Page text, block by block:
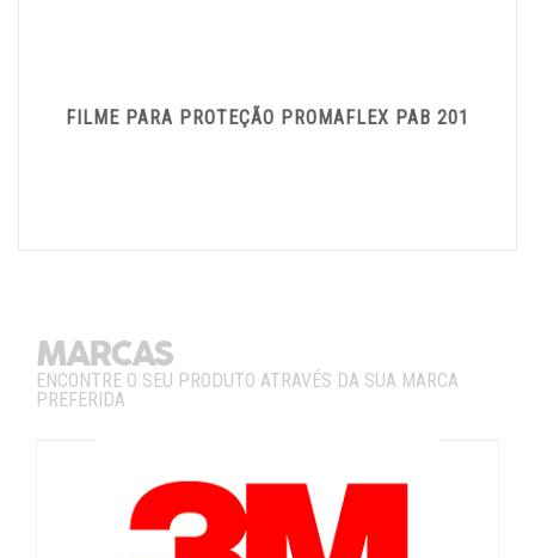
FILME PARA PROTEÇÃO PROMAFLEX PAB 201
MARCAS
ENCONTRE O SEU PRODUTO ATRAVÉS DA SUA MARCA
PREFERIDA